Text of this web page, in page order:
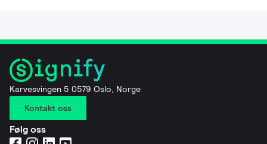
Karvesvingen 5 0579 Oslo, Norge
Kontakt oss
Følg oss